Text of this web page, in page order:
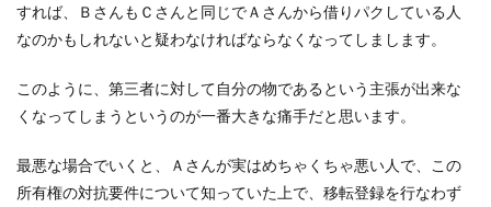
すれば、ＢさんもＣさんと同じでＡさんから借りパクしている人
なのかもしれないと疑わなければならなくなってしまします。
このように、第三者に対して自分の物であるという主張が出来な
くなってしまうというのが一番大きな痛手だと思います。
最悪な場合でいくと、Ａさんが実はめちゃくちゃ悪い人で、この
所有権の対抗要件について知っていた上で、移転登録を行なわず